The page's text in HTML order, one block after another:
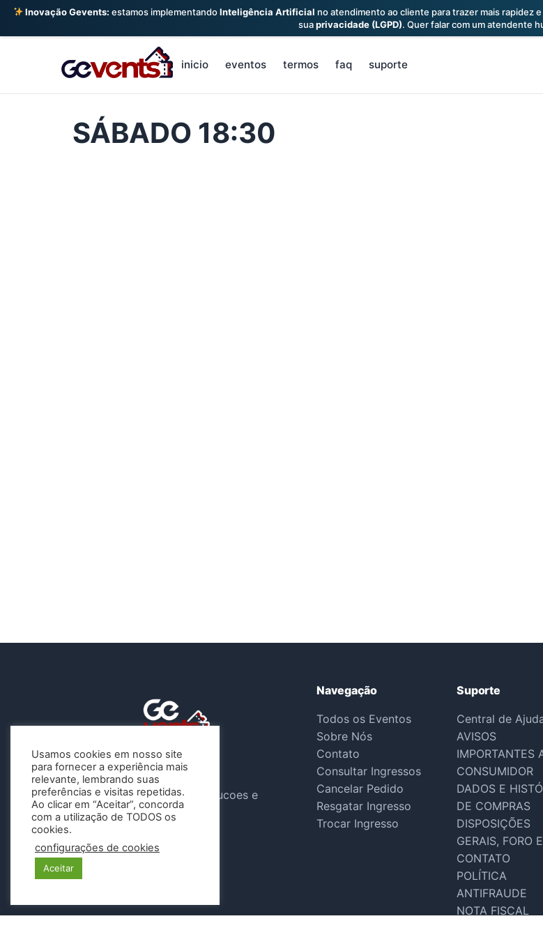
Inovação Gevents: estamos implementandoInteligência Artificial no atendimento ao cliente para trazer mais rapidez
suaprivacidade (LGPD). Quer falar com um atendente
inicio eventos termos faq suporte
SÁBADO 18:30
A Gevents atua sob o CNPJ
46.647.904/0001-04 , G e Solucoes e
Eventos LTDA
Siga-nos
Navegação
Todos os Eventos
Sobre Nós
Contato
Consultar Ingressos
Cancelar Pedido
Resgatar Ingresso
Trocar Ingresso
Suporte
Central de
AVISOS
IMPORTANTES
CONSUMIDOR
DADOS E
DE COMPRAS
DISPOSIÇÕES
GERAIS, FORO E
CONTATO
POLÍTICA
ANTIFRAUDE
NOTA FISCAL
Usamos cookies em nosso site
para fornecer a experiência mais
relevante, lembrando suas
preferências e visitas repetidas.
Ao clicar em “Aceitar”, concorda
com a utilização de TODOS os
cookies.
configurações de cookies
Aceitar